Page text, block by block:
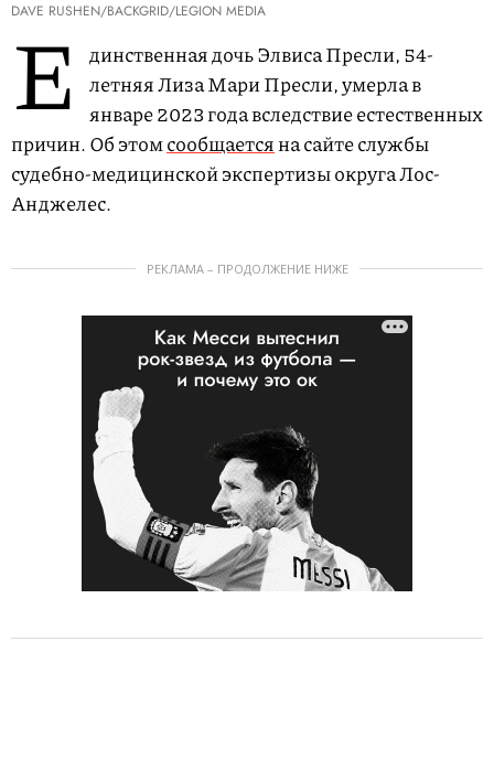
DAVE RUSHEN/BACKGRID/LEGION MEDIA
Е
динственная дочь Элвиса Пресли, 54-
летняя Лиза Мари Пресли, умерла в
январе 2023 года вследствие естественных
причин. Об этомсообщаетсяна сайте службы
судебно-медицинской экспертизы округа Лос-
Анджелес.
РЕКЛАМА – ПРОДОЛЖЕНИЕ НИЖЕ